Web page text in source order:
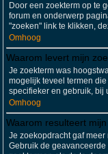
Door een zoekterm op te
forum en onderwerp
"zoeken" link te klikken,
Omhoog
Waarom levert mijn
Je zoekterm was
mogelijk teveel termen
specifieker en gebruik, bij
Omhoog
Waarom resulteert
Je zoekopdracht gaf
Gebruik de